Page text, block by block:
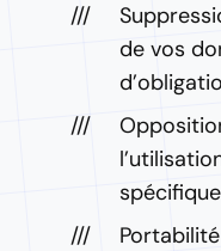
de vos